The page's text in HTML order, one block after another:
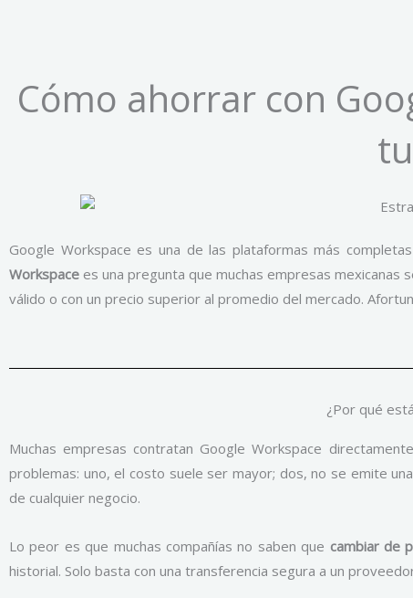
Cómo ahorrar con
Google Workspace es una de las plataformas más
Workspace es una pregunta que muchas empresas mexicanas
válido o con un precio superior al promedio del mercado.
¿Por qué
Muchas empresas contratan Google Workspace
problemas: uno, el costo suele ser mayor; dos, no se emite
de cualquier negocio.
Lo peor es que muchas compañías no saben que cambiar de
historial. Solo basta con una transferencia segura a un